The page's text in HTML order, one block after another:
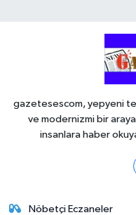
gazetesescom, yepyeni
ve modernizmi bir
insanlara haber
Nöbetçi Eczaneler